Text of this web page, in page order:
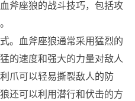
斧座狼的战斗技巧，包括攻
。血斧座狼通常采用猛烈的
的速度和强大的力量对敌人
爪可以轻易撕裂敌人的防
还可以利用潜行和伏击的方